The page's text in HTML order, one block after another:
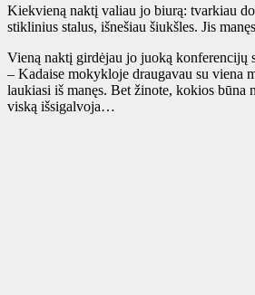
Kiekvieną naktį valiau jo biurą: tvarkiau
stiklinius stalus, išnešiau šiukšles. Jis
Vieną naktį girdėjau jo juoką konferencijų
– Kadaise mokykloje draugavau su viena
laukiasi iš manęs. Bet žinote, kokios būna
viską išsigalvoja…